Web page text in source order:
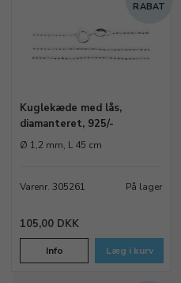
RABAT
Kuglekæde med lås,
diamanteret, 925/-
Ø 1,2 mm, L 45 cm
Varenr. 305261 På lager
105,00 DKK
Info Læg i kurv